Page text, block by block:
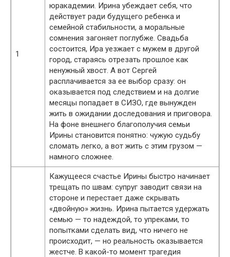
1
юракадемии. Ирина убеждает себя, что
действует ради будущего ребенка и
семейной стабильности, а моральные
сомнения загоняет поглубже. Свадьба
состоится, Ира уезжает с мужем в другой
город, стараясь отрезать прошлое как
ненужный хвост. А вот Сергей
расплачивается за ее выбор сразу: он
оказывается под следствием и на долгие
месяцы попадает в СИЗО, где вынужден
жить в ожидании доследования и приговора.
На фоне внешнего благополучия семьи
Ирины становится понятно: чужую судьбу
сломать легко, а вот жить с этим грузом —
намного сложнее.
Кажущееся счастье Ирины быстро начинает
трещать по швам: супруг заводит связи на
стороне и перестает даже скрывать
«двойную» жизнь. Ирина пытается удержать
семью — то надеждой, то упреками, то
попытками сделать вид, что ничего не
происходит, — но реальность оказывается
жестче. В какой-то момент трагедия